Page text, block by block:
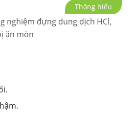
Thông hiểu
nghiệm đựng dung dịch HCl,
ăn mòn